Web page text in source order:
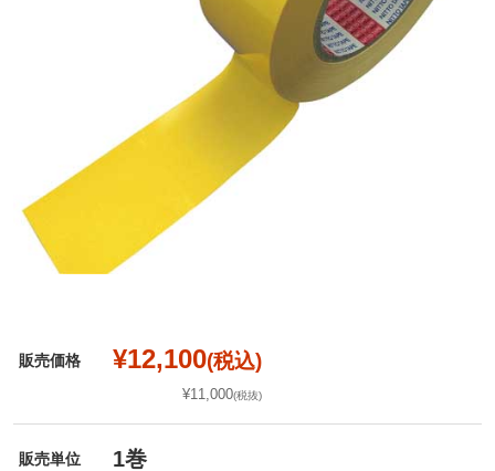
販売価格 ¥12,100(税込)
¥11,000(税抜)
販売単位 1巻